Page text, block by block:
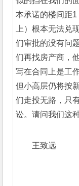
本承诺的楼间距
上）根本无法兑
们审批的没有问
们再找房产商，
写在合同上是工
但小高层仍将按
们走投无路，只
讼。请问我们这
王致远